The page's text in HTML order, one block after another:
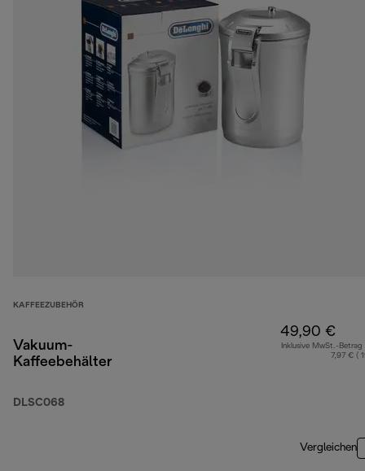
KAFFEEZUBEHÖR
Vakuum-
Kaffeebehälter
DLSC068
49,90 €
Inklusive MwSt.-Betrag
7,97 € (
Vergleichen